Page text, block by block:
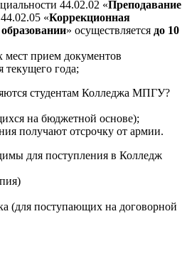
44.02.02 «Преподавание
«Коррекционная
» осуществляется до 10
прием документов
текущего года;
студентам Колледжа МПГУ?
на бюджетной основе);
получают отсрочку от армии.
для поступления в Колледж
(для поступающих на договорной